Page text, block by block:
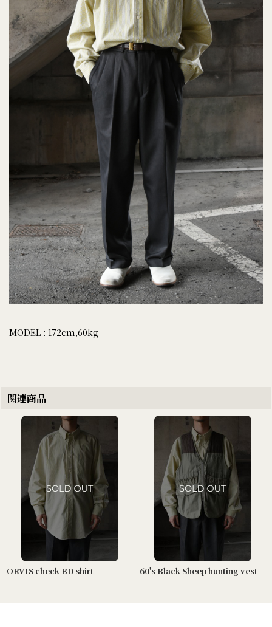
MODEL : 172cm,60kg
関連商品
ORVIS check BD shirt 60's Black Sheep hunting vest